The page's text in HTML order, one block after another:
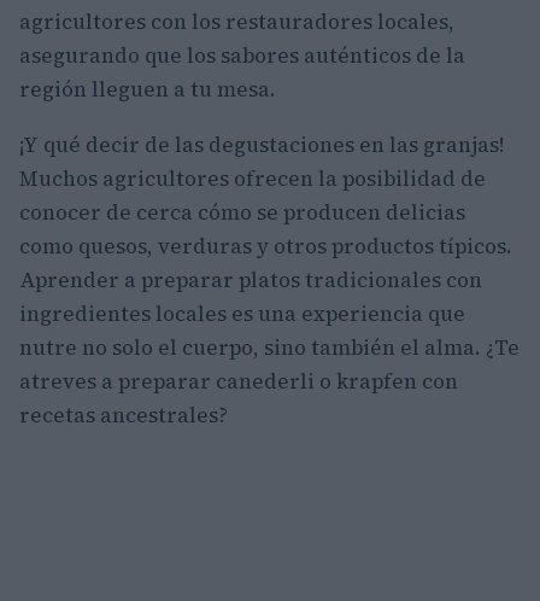
agricultores con los restauradores locales,
asegurando que los sabores auténticos de la
región lleguen a tu mesa.
¡Y qué decir de las degustaciones en las granjas!
Muchos agricultores ofrecen la posibilidad de
conocer de cerca cómo se producen delicias
como quesos, verduras y otros productos típicos.
Aprender a preparar platos tradicionales con
ingredientes locales es una experiencia que
nutre no solo el cuerpo, sino también el alma. ¿Te
atreves a preparar canederli o krapfen con
recetas ancestrales?